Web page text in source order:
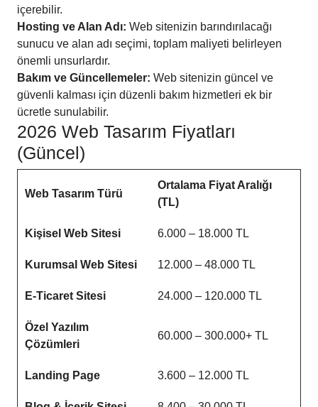
içerebilir.
Hosting ve Alan Adı: Web sitenizin barındırılacağı
sunucu ve alan adı seçimi, toplam maliyeti belirleyen
önemli unsurlardır.
Bakım ve Güncellemeler: Web sitenizin güncel ve
güvenli kalması için düzenli bakım hizmetleri ek bir
ücretle sunulabilir.
2026 Web Tasarım Fiyatları
(Güncel)
Web Tasarım Türü
Ortalama Fiyat Aralığı
(TL)
Kişisel Web Sitesi 6.000 – 18.000 TL
Kurumsal Web Sitesi 12.000 – 48.000 TL
E-Ticaret Sitesi 24.000 – 120.000 TL
Özel Yazılım
Çözümleri
60.000 – 300.000+ TL
Landing Page 3.600 – 12.000 TL